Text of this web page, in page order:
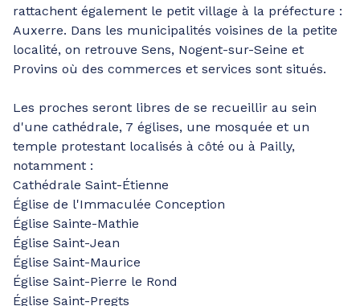
rattachent également le petit village à la préfecture :
Auxerre. Dans les municipalités voisines de la petite
localité, on retrouve Sens, Nogent-sur-Seine et
Provins où des commerces et services sont situés.
Les proches seront libres de se recueillir au sein
d'une cathédrale, 7 églises, une mosquée et un
temple protestant localisés à côté ou à Pailly,
notamment :
Cathédrale Saint-Étienne
Église de l'Immaculée Conception
Église Sainte-Mathie
Église Saint-Jean
Église Saint-Maurice
Église Saint-Pierre le Rond
Église Saint-Pregts